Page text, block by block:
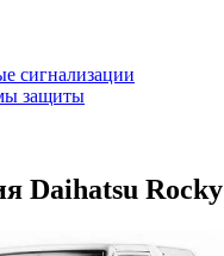
сигнализации
защиты
Daihatsu Rocky